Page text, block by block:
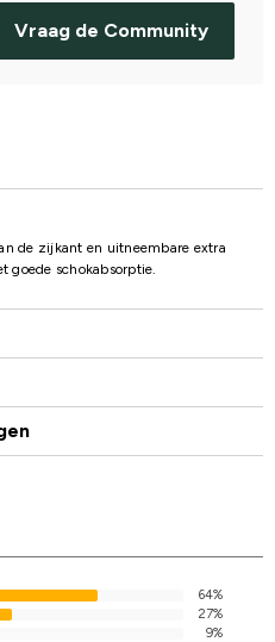
Vraag de Community
de zijkant en uitneembare extra
goede schokabsorptie.
64%
27%
9%